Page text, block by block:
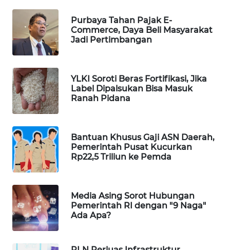
Purbaya Tahan Pajak E-
Commerce, Daya Beli Masyarakat
Jadi Pertimbangan
YLKI Soroti Beras Fortifikasi, Jika
Label Dipalsukan Bisa Masuk
Ranah Pidana
Bantuan Khusus Gaji ASN Daerah,
Pemerintah Pusat Kucurkan
Rp22,5 Triliun ke Pemda
Media Asing Sorot Hubungan
Pemerintah RI dengan "9 Naga"
Ada Apa?
WAHANA
SPORT
WAHANA
UMKM
WAHANA
WAHANA
PERSONA
WAHANA
OTOMOTIF
WAHANA
HEALTH